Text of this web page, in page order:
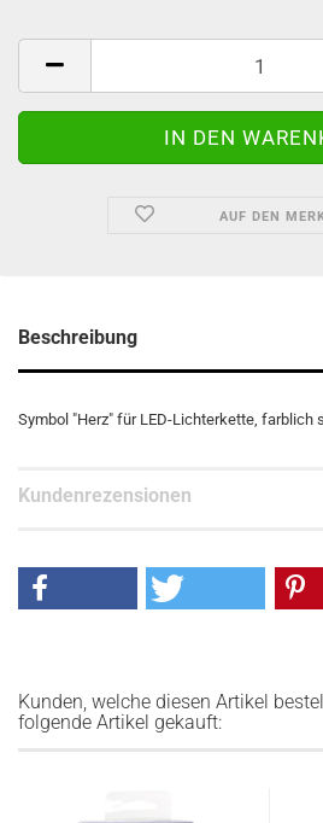
AUF DEN
Beschreibung
Symbol "Herz" für LED-Lichterkette,
Kundenrezensionen
Kunden, welche diesen Artikel
folgende Artikel gekauft: